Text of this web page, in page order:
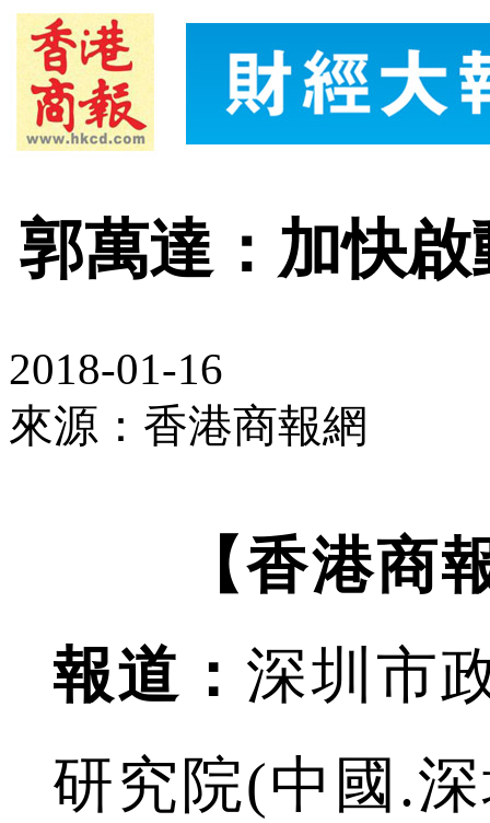
郭萬達：加快
2018-01-16
來源：香港商報網
【香港商
報道： 深圳市
研究院(中國.